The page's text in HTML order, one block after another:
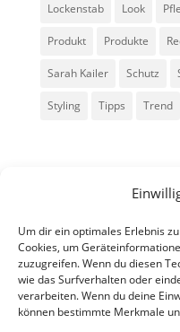
Um dir ein optimales Erlebnis
Cookies, um
zuzugreifen. Wenn du diesen
wie das Surfverhalten oder
verarbeiten. Wenn du deine
können bestimmte Merkmale
Lockenstab Look
Produkt Produkte
Sarah Kailer Schutz
Styling Tipps Trend
Alle Rechte